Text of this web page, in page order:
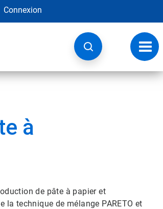
Connexion
à
à
de pâte à papier et
technique de mélange PARETO et